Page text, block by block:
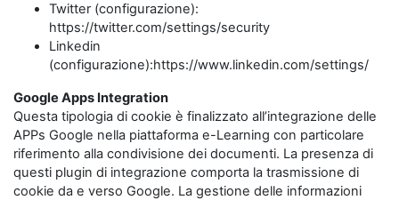
Twitter (configurazione):
https://twitter.com/settings/security
Linkedin
(configurazione):https://www.linkedin.com/settings/
Google Apps Integration
Questa tipologia di cookie è finalizzato all’integrazione delle
APPs Google nella piattaforma e-Learning con particolare
riferimento alla condivisione dei documenti. La presenza di
questi plugin di integrazione comporta la trasmissione di
cookie da e verso Google. La gestione delle informazioni